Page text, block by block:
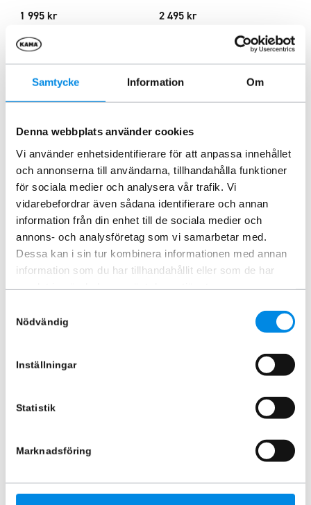
Samtycke Information Om
Denna webbplats använder cookies
Vi använder enhetsidentifierare för att anpassa innehållet
och annonserna till användarna, tillhandahålla funktioner
för sociala medier och analysera vår trafik. Vi
vidarebefordrar även sådana identifierare och annan
information från din enhet till de sociala medier och
annons- och analysföretag som vi samarbetar med.
Dessa kan i sin tur kombinera informationen med annan
information som du har tillhandahållit eller som de har
Nödvändig
Inställningar
Statistik
Marknadsföring
1 995kr 2 495kr
ARTNR:82864071
Inkl. moms